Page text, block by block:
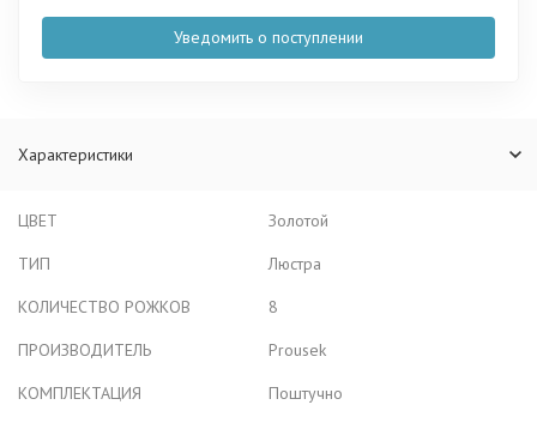
Уведомить о поступлении
Характеристики
ЦВЕТ
Золотой
ТИП
Люстра
КОЛИЧЕСТВО РОЖКОВ
8
ПРОИЗВОДИТЕЛЬ
Prousek
КОМПЛЕКТАЦИЯ
Поштучно